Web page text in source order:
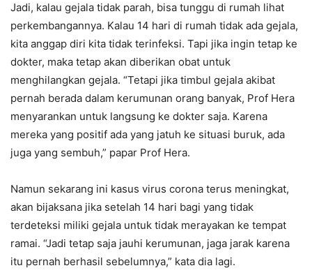
Jadi, kalau gejala tidak parah, bisa tunggu di rumah lihat
perkembangannya. Kalau 14 hari di rumah tidak ada gejala,
kita anggap diri kita tidak terinfeksi. Tapi jika ingin tetap ke
dokter, maka tetap akan diberikan obat untuk
menghilangkan gejala. “Tetapi jika timbul gejala akibat
pernah berada dalam kerumunan orang banyak, Prof Hera
menyarankan untuk langsung ke dokter saja. Karena
mereka yang positif ada yang jatuh ke situasi buruk, ada
juga yang sembuh,” papar Prof Hera.
Namun sekarang ini kasus virus corona terus meningkat,
akan bijaksana jika setelah 14 hari bagi yang tidak
terdeteksi miliki gejala untuk tidak merayakan ke tempat
ramai. “Jadi tetap saja jauhi kerumunan, jaga jarak karena
itu pernah berhasil sebelumnya,” kata dia lagi.